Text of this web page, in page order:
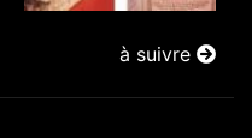
à suivre